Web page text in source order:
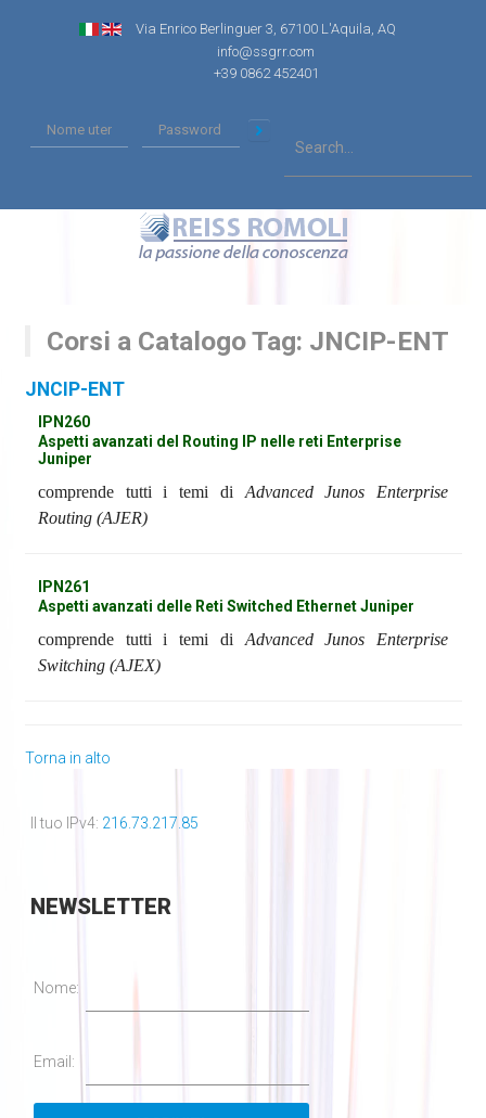
Via Enrico Berlinguer 3, 67100 L'Aquila, AQ
info@ssgrr.com
+39 0862 452401
Corsi a Catalogo Tag: JNCIP-ENT
JNCIP-ENT
IPN260
Aspetti avanzati del Routing IP nelle reti Enterprise
Juniper
comprende tutti i temi di Advanced Junos Enterprise
Routing (AJER)
IPN261
Aspetti avanzati delle Reti Switched Ethernet Juniper
comprende tutti i temi di Advanced Junos Enterprise
Switching (AJEX)
Torna in alto
Il tuo IPv4: 216.73.217.85
NEWSLETTER
Nome:
Email: